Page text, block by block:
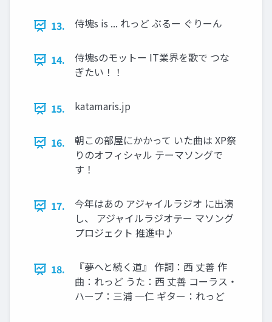
13. 侍塊s is ... れっど ぶるー ぐりーん
14.
侍塊sのモットー IT業界を歌で つな
ぎたい！！
15. katamaris.jp
16.
朝この部屋にかかって いた曲は XP祭
りのオフィシャル テーマソングで
す！
17.
今年はあの アジャイルラジオ に出演
し、 アジャイルラジオテー マソング
プロジェクト 推進中♪
18.
『夢へと続く道』 作詞：西 丈善 作
曲：れっど うた：西 丈善 コーラス・
ハープ：三浦 一仁 ギター：れっど